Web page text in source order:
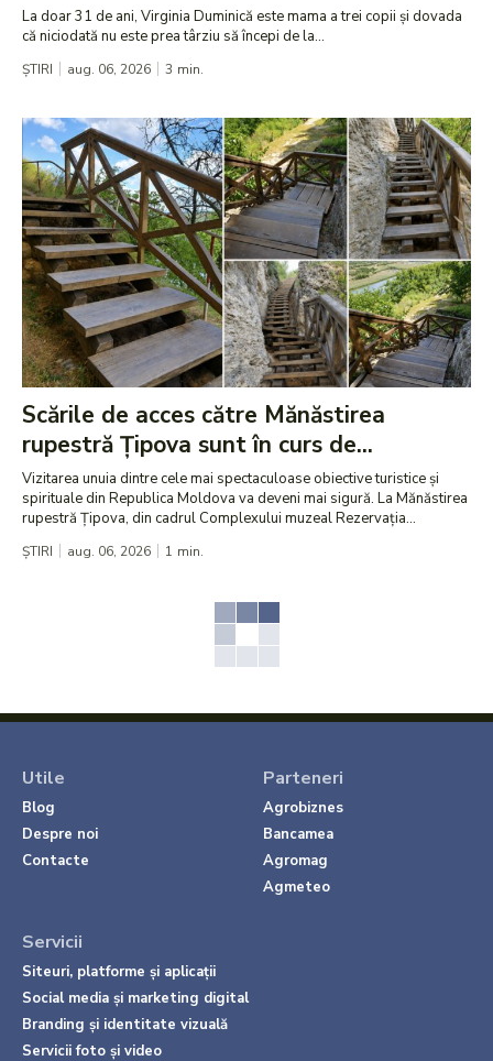
La doar 31 de ani, Virginia Duminică este mama a trei copii și dovada
că niciodată nu este prea târziu să începi de la...
ȘTIRI aug. 06, 2026 3 min.
Scările de acces către Mănăstirea
rupestră Țipova sunt în curs de...
Vizitarea unuia dintre cele mai spectaculoase obiective turistice și
spirituale din Republica Moldova va deveni mai sigură. La Mănăstirea
rupestră Țipova, din cadrul Complexului muzeal Rezervația...
ȘTIRI aug. 06, 2026 1 min.
Utile
Blog
Despre noi
Contacte
Parteneri
Agrobiznes
Bancamea
Agromag
Agmeteo
Servicii
Siteuri, platforme și aplicații
Social media și marketing digital
Branding și identitate vizuală
Servicii foto și video